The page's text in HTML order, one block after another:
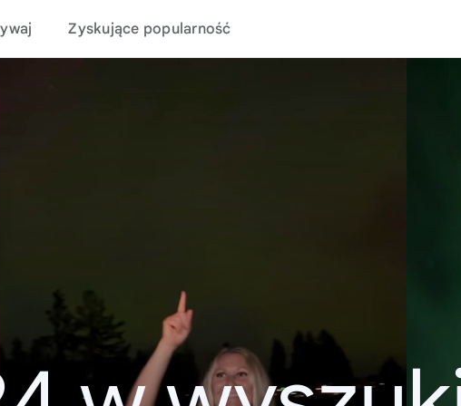
Zyskujące popularność